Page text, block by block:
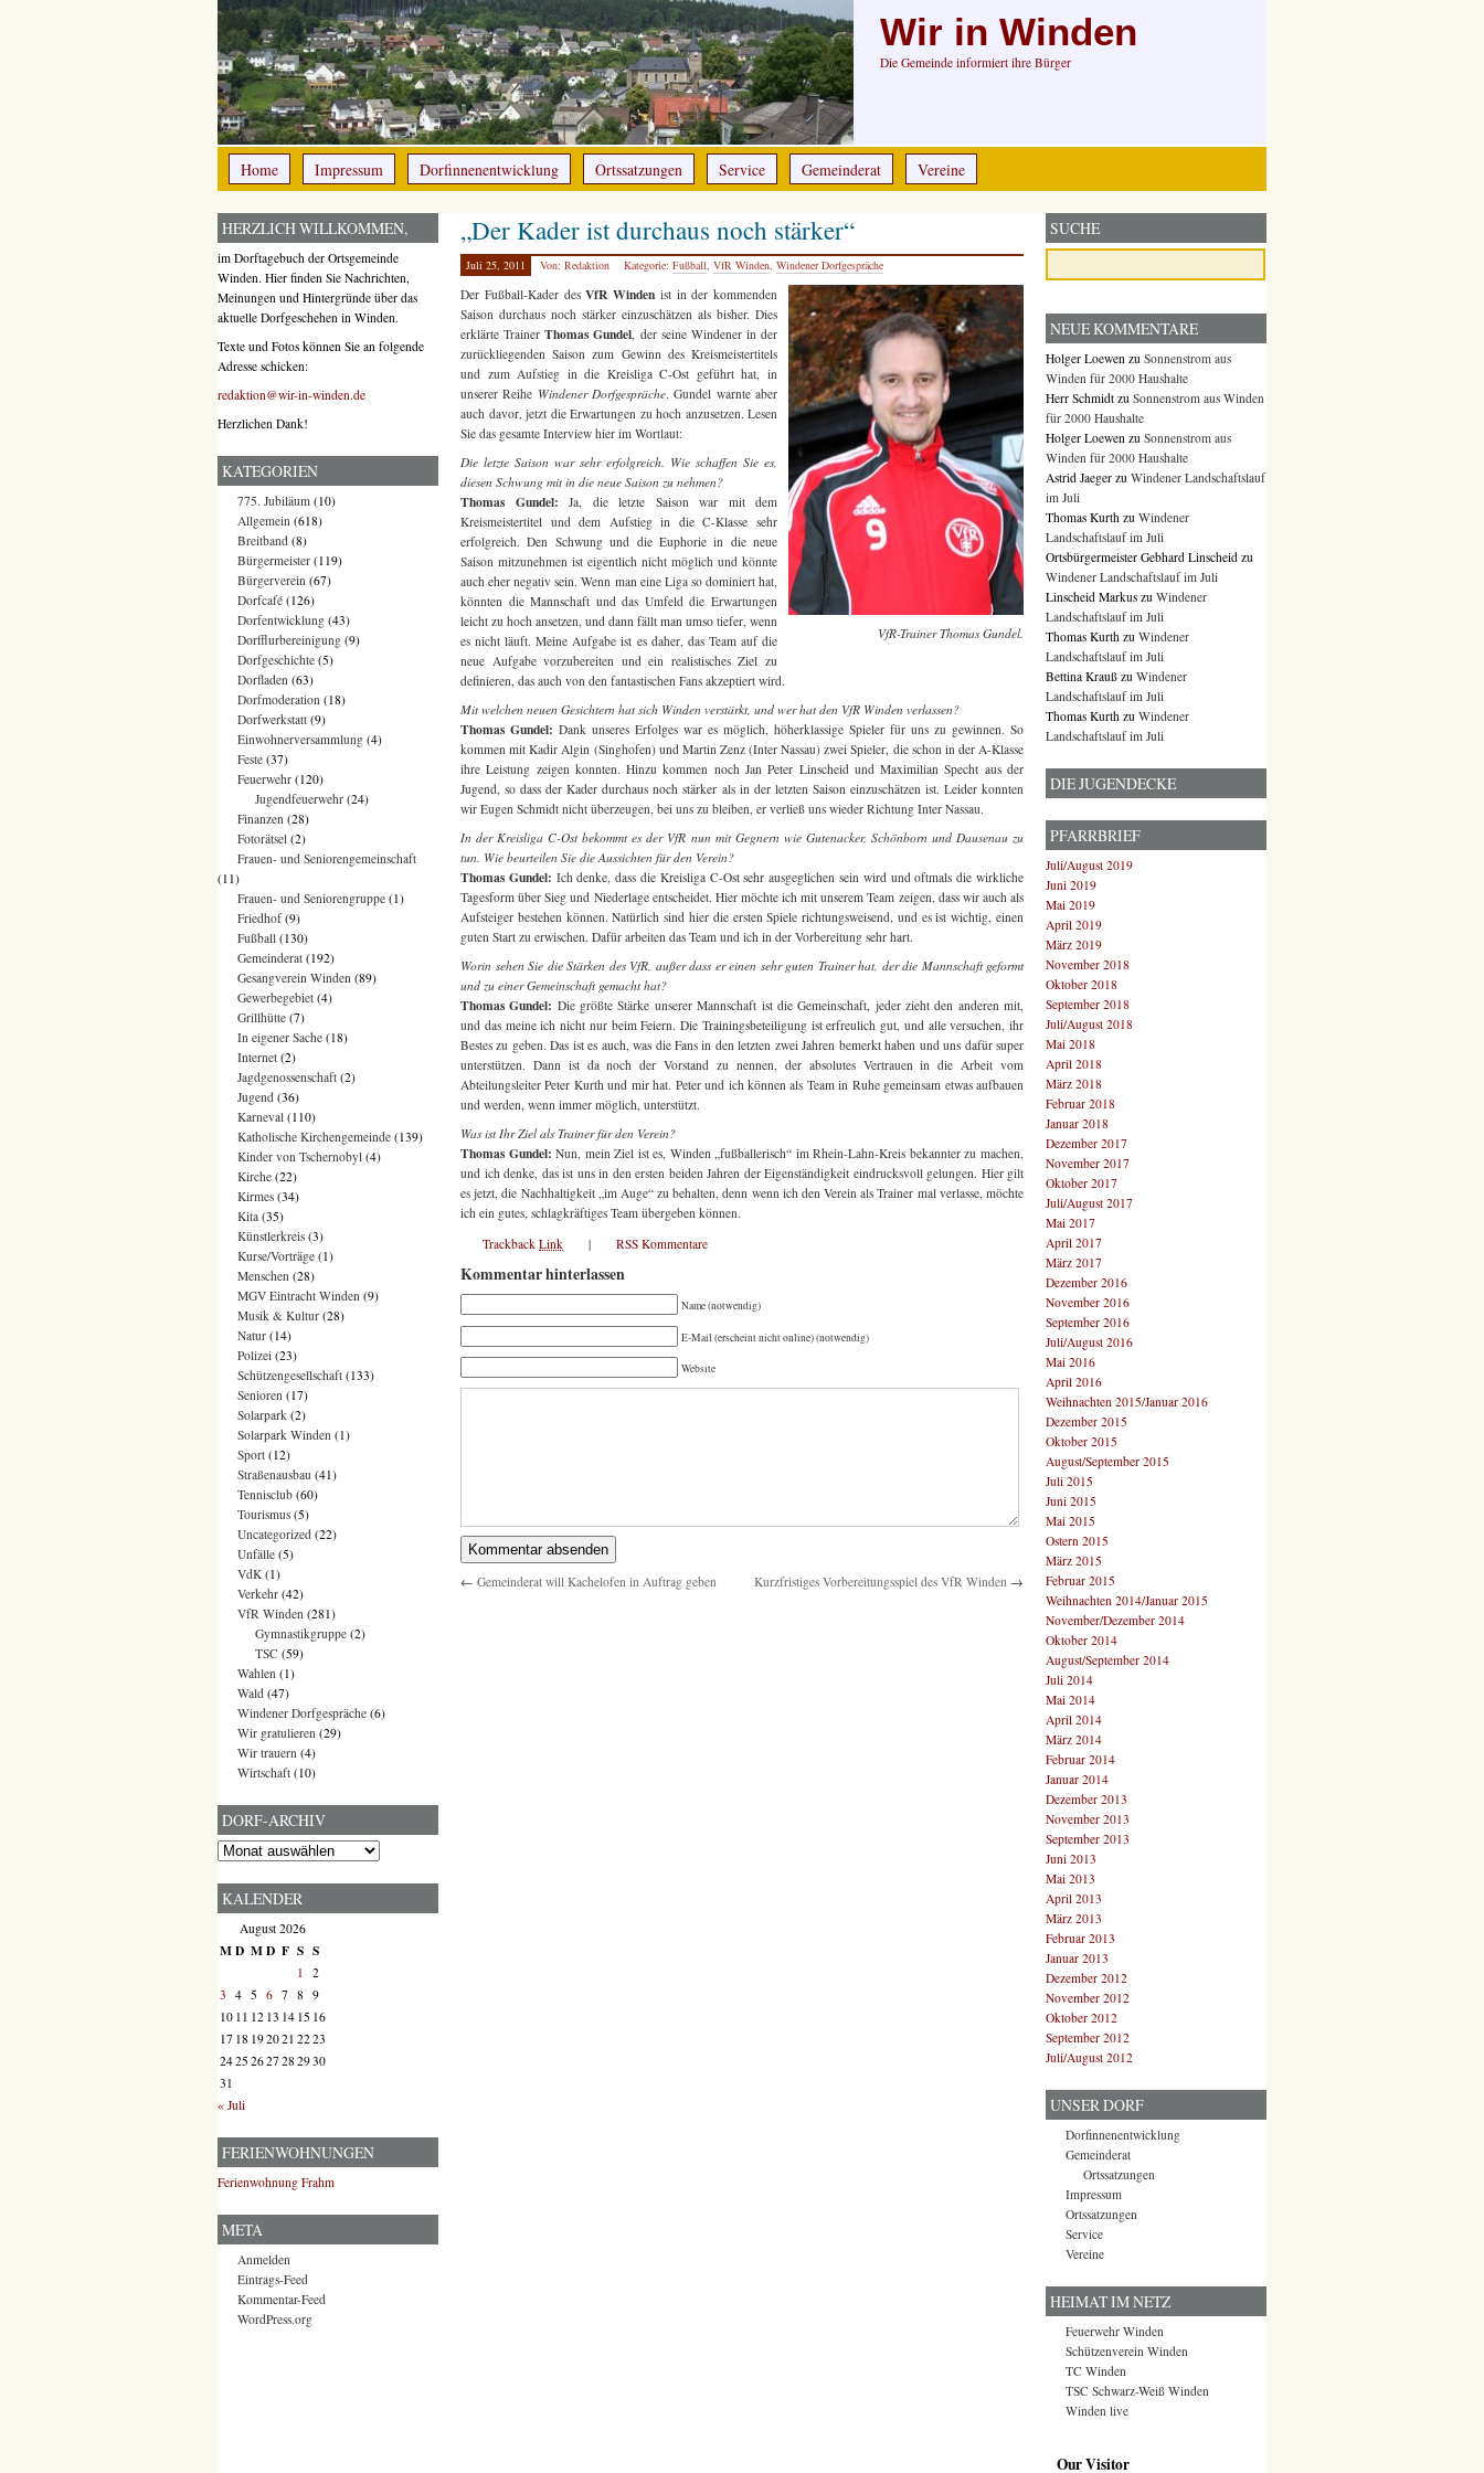
Wir in Winden
Die Gemeinde informiert ihre Bürger
Home Impressum Dorfinnenentwicklung Ortssatzungen Service Gemeinderat Vereine
„Der Kader ist durchaus noch stärker“
Juli 25, 2011 Von: Redaktion Kategorie: Fußball, VfR Winden, Windener Dorfgespräche
VfR-Trainer Thomas Gundel.
Der Fußball-Kader desVfR Winden ist in der kommenden
Saison durchaus noch stärker einzuschätzen als bisher. Dies
erklärte TrainerThomas Gundel, der seine Windener in der
zurückliegenden Saison zum Gewinn des Kreismeistertitels
und zum Aufstieg in die Kreisliga C-Ost geführt hat, in
unserer Reihe Windener Dorfgespräche. Gundel warnte aber
auch davor, jetzt die Erwartungen zu hoch anzusetzen. Lesen
Sie das gesamte Interview hier im Wortlaut:
Die letzte Saison war sehr erfolgreich. Wie schaffen Sie es,
diesen Schwung mit in die neue Saison zu nehmen?
Thomas Gundel: Ja, die letzte Saison war mit dem
Kreismeistertitel und dem Aufstieg in die C-Klasse sehr
erfolgreich. Den Schwung und die Euphorie in die neue
Saison mitzunehmen ist eigentlich nicht möglich und könnte
auch eher negativ sein. Wenn man eine Liga so dominiert hat,
könnten die Mannschaft und das Umfelddie Erwartungen
leicht zu hoch ansetzen, und dann fällt man umso tiefer, wenn
es nicht läuft. Meine Aufgabe ist es daher, das Team auf die
neue Aufgabe vorzubereiten und ein realistisches Ziel zu
definieren, das auch von den fantastischen Fans akzeptiert wird.
Mit welchen neuen Gesichtern hat sich Winden verstärkt, und wer hat den VfR Winden verlassen?
Thomas Gundel: Dank unseres Erfolges war es möglich, höherklassige Spieler für uns zu gewinnen. So
kommen mit Kadir Algin (Singhofen) und Martin Zenz (Inter Nassau) zwei Spieler, die schon in der A-Klasse
ihre Leistung zeigen konnten. Hinzu kommen noch Jan Peter Linscheid und Maximilian Specht aus der
Jugend, so dass der Kader durchaus noch stärker als in der letzten Saison einzuschätzen ist. Leider konnten
wir Eugen Schmidt nicht überzeugen, bei uns zu bleiben, er verließ uns wieder Richtung Inter Nassau.
In der Kreisliga C-Ost bekommt es der VfR nun mit Gegnern wie Gutenacker, Schönborn und Dausenau zu
tun. Wie beurteilen Sie die Aussichten für den Verein?
Thomas Gundel: Ich denke, dass die Kreisliga C-Ost sehr ausgeglichen sein wird und oftmals die wirkliche
Tagesform über Sieg und Niederlage entscheidet. Hier möchte ich mit unserem Team zeigen, dass wir auch als
Aufsteiger bestehen können. Natürlich sind hier die ersten Spiele richtungsweisend, und es ist wichtig, einen
guten Start zu erwischen. Dafür arbeiten das Team und ich in der Vorbereitung sehr hart.
Worin sehen Sie die Stärken des VfR, außer dass er einen sehr guten Trainer hat, der die Mannschaft geformt
und zu einer Gemeinschaft gemacht hat?
Thomas Gundel: Die größte Stärke unserer Mannschaft ist die Gemeinschaft, jeder zieht den anderen mit,
und das meine ich nicht nur beim Feiern. Die Trainingsbeteiligung ist erfreulich gut, und alle versuchen, ihr
Bestes zu geben. Das ist es auch, was die Fans in den letzten zwei Jahren bemerkt haben und uns dafür super
unterstützen. Dann ist da noch der Vorstand zu nennen, der absolutes Vertrauen in die Arbeit vom
Abteilungsleiter Peter Kurth und mir hat. Peter und ich können als Team in Ruhe gemeinsam etwas aufbauen
und werden, wenn immer möglich, unterstützt.
Was ist Ihr Ziel als Trainer für den Verein?
Thomas Gundel:Nun, mein Ziel ist es, Winden „fußballerisch“ im Rhein-Lahn-Kreis bekannter zu machen,
und ich denke, das ist uns in den ersten beiden Jahren der Eigenständigkeit eindrucksvoll gelungen. Hier gilt
es jetzt, die Nachhaltigkeit „im Auge“ zu behalten, denn wenn ich den Verein als Trainer mal verlasse, möchte
ich ein gutes, schlagkräftiges Team übergeben können.
Trackback Link | RSS Kommentare
Kommentar hinterlassen
Name (notwendig)
E-Mail (erscheint nicht online) (notwendig)
Website
← Gemeinderat will Kachelofen in Auftrag geben Kurzfristiges Vorbereitungsspiel des VfR Winden →
HERZLICH WILLKOMMEN,
im Dorftagebuch der Ortsgemeinde
Winden. Hier finden Sie Nachrichten,
Meinungen und Hintergründe über das
aktuelle Dorfgeschehen in Winden.
Texte und Fotos können Sie an folgende
Adresse schicken:
redaktion@wir-in-winden.de
Herzlichen Dank!
KATEGORIEN
775. Jubiläum (10)
Allgemein (618)
Breitband (8)
Bürgermeister (119)
Bürgerverein (67)
Dorfcafé (126)
Dorfentwicklung (43)
Dorfflurbereinigung (9)
Dorfgeschichte (5)
Dorfladen (63)
Dorfmoderation (18)
Dorfwerkstatt (9)
Einwohnerversammlung (4)
Feste (37)
Feuerwehr (120)
Jugendfeuerwehr (24)
Finanzen (28)
Fotorätsel (2)
Frauen- und Seniorengemeinschaft
(11)
Frauen- und Seniorengruppe (1)
Friedhof(9)
Fußball (130)
Gemeinderat (192)
Gesangverein Winden (89)
Gewerbegebiet (4)
Grillhütte (7)
In eigener Sache (18)
Internet (2)
Jagdgenossenschaft (2)
Jugend (36)
Karneval (110)
Katholische Kirchengemeinde (139)
Kinder von Tschernobyl (4)
Kirche (22)
Kirmes (34)
Kita (35)
Künstlerkreis (3)
Kurse/Vorträge (1)
Menschen (28)
MGV Eintracht Winden (9)
Musik & Kultur (28)
Natur (14)
Polizei (23)
Schützengesellschaft (133)
Senioren (17)
Solarpark (2)
Solarpark Winden (1)
Sport (12)
Straßenausbau (41)
Tennisclub (60)
Tourismus (5)
Uncategorized (22)
Unfälle (5)
VdK (1)
Verkehr (42)
VfR Winden (281)
Gymnastikgruppe (2)
TSC (59)
Wahlen (1)
Wald (47)
Windener Dorfgespräche (6)
Wir gratulieren (29)
Wir trauern (4)
Wirtschaft (10)
DORF-ARCHIV
Dorf-
KALENDER
August 2026
MD MD F S S
1 2
3 4 5 6 7 8 9
10 11 12 13 14 15 16
17 18 192021 2223
2425 2627 28 2930
31
« Juli
FERIENWOHNUNGEN
Ferienwohnung Frahm
META
Anmelden
Eintrags-Feed
Kommentar-Feed
WordPress.org
SUCHE
NEUE KOMMENTARE
Holger Loewen zu Sonnenstrom aus
Winden für 2000 Haushalte
Herr Schmidt zu Sonnenstrom aus Winden
für 2000 Haushalte
Holger Loewen zu Sonnenstrom aus
Winden für 2000 Haushalte
Astrid Jaeger zu Windener Landschaftslauf
im Juli
Thomas Kurth zu Windener
Landschaftslauf im Juli
Ortsbürgermeister Gebhard Linscheid zu
Windener Landschaftslauf im Juli
Linscheid Markus zu Windener
Landschaftslauf im Juli
Thomas Kurth zu Windener
Landschaftslauf im Juli
Bettina Krauß zu Windener
Landschaftslauf im Juli
Thomas Kurth zu Windener
Landschaftslauf im Juli
DIE JUGENDECKE
PFARRBRIEF
Juli/August 2019
Juni 2019
Mai 2019
April 2019
März 2019
November 2018
Oktober 2018
September 2018
Juli/August 2018
Mai 2018
April 2018
März 2018
Februar 2018
Januar 2018
Dezember 2017
November 2017
Oktober 2017
Juli/August 2017
Mai 2017
April 2017
März 2017
Dezember 2016
November 2016
September 2016
Juli/August 2016
Mai 2016
April 2016
Weihnachten 2015/Januar 2016
Dezember 2015
Oktober 2015
August/September 2015
Juli 2015
Juni 2015
Mai 2015
Ostern 2015
März 2015
Februar 2015
Weihnachten 2014/Januar 2015
November/Dezember 2014
Oktober 2014
August/September 2014
Juli 2014
Mai 2014
April 2014
März 2014
Februar 2014
Januar 2014
Dezember 2013
November 2013
September 2013
Juni 2013
Mai 2013
April 2013
März 2013
Februar 2013
Januar 2013
Dezember 2012
November 2012
Oktober 2012
September 2012
Juli/August 2012
UNSER DORF
Dorfinnenentwicklung
Gemeinderat
Ortssatzungen
Impressum
Ortssatzungen
Service
Vereine
HEIMAT IM NETZ
Feuerwehr Winden
Schützenverein Winden
TC Winden
TSC Schwarz-Weiß Winden
Winden live
Our Visitor